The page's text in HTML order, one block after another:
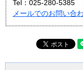
Tel：025-280-5385
メールでのお問い合